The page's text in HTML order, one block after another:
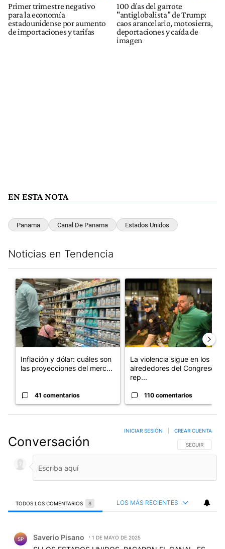
Primer trimestre negativo
para la economía
estadounidense por aumento
de importaciones y tarifas
100 días del garrote
"antiglobalista" de Trump:
caos arancelario, motosierra,
deportaciones y caída de
imagen
EN ESTA NOTA
Panama Canal De Panama Estados Unidos
Noticias en Tendencia
Un artículo de tendencia con el título "Inflación y dólar: cuáles
Inflación y dólar: cuáles son
las proyecciones del merc...
41 comentarios
Un artículo de tendencia con
La violencia sigue en los
alrededores del Congreso:
rep...
110 comentarios
Conversación SIGA ESTA
SEGUIR
INICIAR SESIÓN CREAR CUENTA
TODOS LOS COMENTARIOS 8 LOS MÁS RECIENTES
SP Saverio Pisano 1 DE MAYO DE 2025